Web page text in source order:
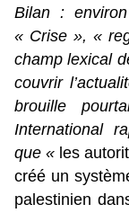
Bilan :
« Crise », «
champ lexical
couvrir
brouille
International
que « les
créé un
palestinien